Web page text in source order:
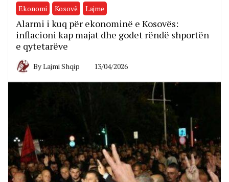
Ekonomi Kosovë Lajme
Alarmi i kuq për ekonominë e Kosovës:
inflacioni kap majat dhe godet rëndë shportën
e qytetarëve
ByLajmi Shqip 13/04/2026